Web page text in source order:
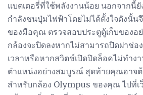
แบตเตอรี่ที่ใช้พลังงานน้อย นอกจากนี้
กำลังชนปุ่มไฟฟ้าโดยไม่ได้ตั้งใจดังนั้น
ของมือคุณ ตรวจสอบประตูตู้เก็บของอ
กล้องจะปิดลงหากไม่สามารถปิดฝาช่อ
เวลาหรือหากสวิตช์เปิดปิดล็อคไม่ทำง
ตำแหน่งอย่างสมบูรณ์ สุดท้ายคุณอาจต้
สำหรับกล้อง Olympus ของคุณ ไปที่เ